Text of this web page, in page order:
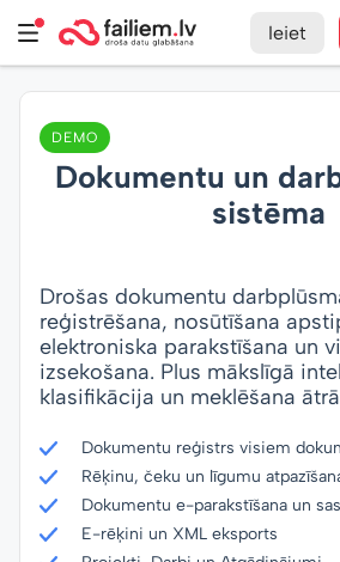
Ieiet
DEMO
Drošas dokumentu
reģistrēšana, nosūtīšana
elektroniska parakstīšana un
izsekošana. Plus mākslīgā
klasifikācija un meklēšana
Dokumentu reģistrs visiem
Rēķinu, čeku un līgumu
Dokumentu e-parakstīšana un
E-rēķini un XML eksports
Dokumentu un
sistēma